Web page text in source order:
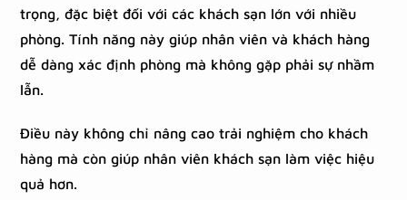
trọng, đặc biệt đối với các khách sạn lớn với nhiều
phòng. Tính năng này giúp nhân viên và khách hàng
dễ dàng xác định phòng mà không gặp phải sự nhầm
lẫn.
Điều này không chỉ nâng cao trải nghiệm cho khách
hàng mà còn giúp nhân viên khách sạn làm việc hiệu
quả hơn.